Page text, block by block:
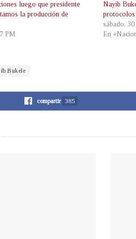
luego que presidente
la producción de
PM
Nayib
sábado,
En
Bukele
compartir 385